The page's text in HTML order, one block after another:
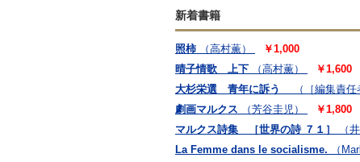
新着書籍
照柿 （高村薫）
￥1,000
晴子情歌 上下
（高村薫）
￥1,600
大杉栄選 青年に訴う
（［編集責
劇画マルクス
（芳谷圭児）
￥1,800
マルクス詩集 ［世界の詩 ７１］
（
La Femme dans le socialisme.
（